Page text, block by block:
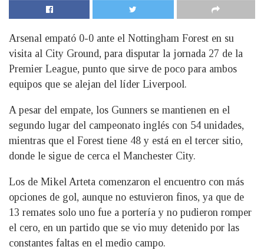
Arsenal empató 0-0 ante el Nottingham Forest en su
visita al City Ground, para disputar la jornada 27 de la
Premier League, punto que sirve de poco para ambos
equipos que se alejan del líder Liverpool.
A pesar del empate, los Gunners se mantienen en el
segundo lugar del campeonato inglés con 54 unidades,
mientras que el Forest tiene 48 y está en el tercer sitio,
donde le sigue de cerca el Manchester City.
Los de Mikel Arteta comenzaron el encuentro con más
opciones de gol, aunque no estuvieron finos, ya que de
13 remates solo uno fue a portería y no pudieron romper
el cero, en un partido que se vio muy detenido por las
constantes faltas en el medio campo.